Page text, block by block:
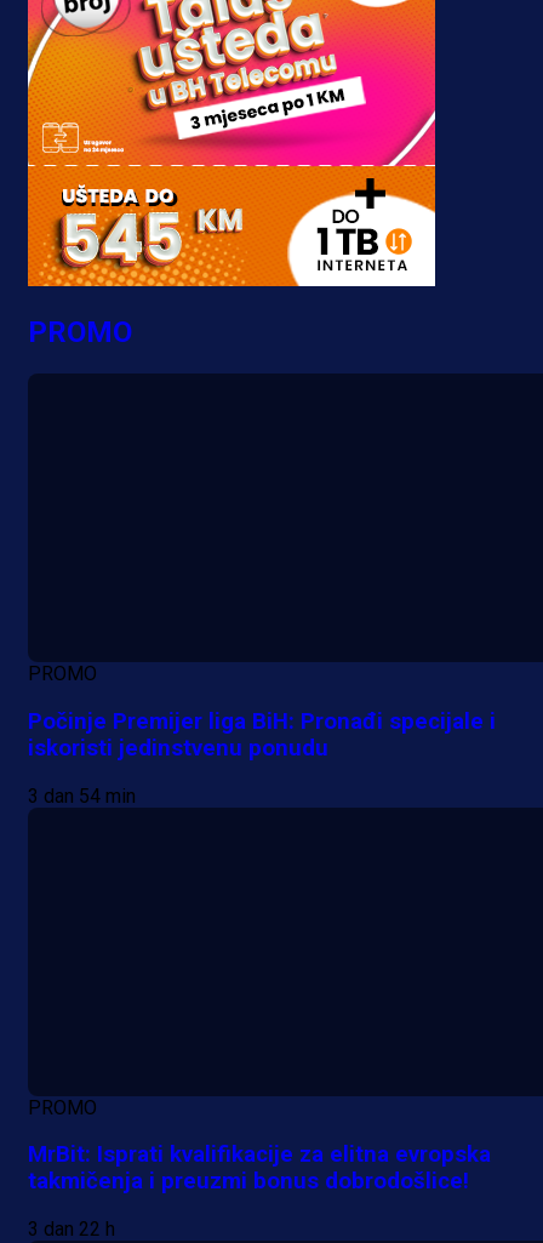
PROMO
PROMO
Počinje Premijer liga BiH: Pronađi specijale i
iskoristi jedinstvenu ponudu
3 dan 54 min
PROMO
MrBit: Isprati kvalifikacije za elitna evropska
takmičenja i preuzmi bonus dobrodošlice!
3 dan 22 h